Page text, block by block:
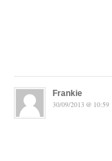
Frankie
30/09/2013 @ 10:59